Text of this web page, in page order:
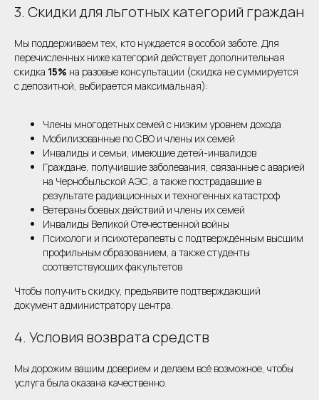
3. Скидки для льготных категорий граждан
Мы поддерживаем тех, кто нуждается в особой заботе. Для
перечисленных ниже категорий действует дополнительная
скидка 15% на разовые консультации (скидка не суммируется
с депозитной, выбирается максимальная):
Члены многодетных семей с низким уровнем дохода
Мобилизованные по СВО и члены их семей
Инвалиды и семьи, имеющие детей-инвалидов
Граждане, получившие заболевания, связанные с аварией
на Чернобыльской АЭС, а также пострадавшие в
результате радиационных и техногенных катастроф
Ветераны боевых действий и члены их семей
Инвалиды Великой Отечественной войны
Психологи и психотерапевты с подтверждённым высшим
профильным образованием, а также студенты
соответствующих факультетов
Чтобы получить скидку, предъявите подтверждающий
документ администратору центра.
4. Условия возврата средств
Мы дорожим вашим доверием и делаем всё возможное, чтобы
услуга была оказана качественно.